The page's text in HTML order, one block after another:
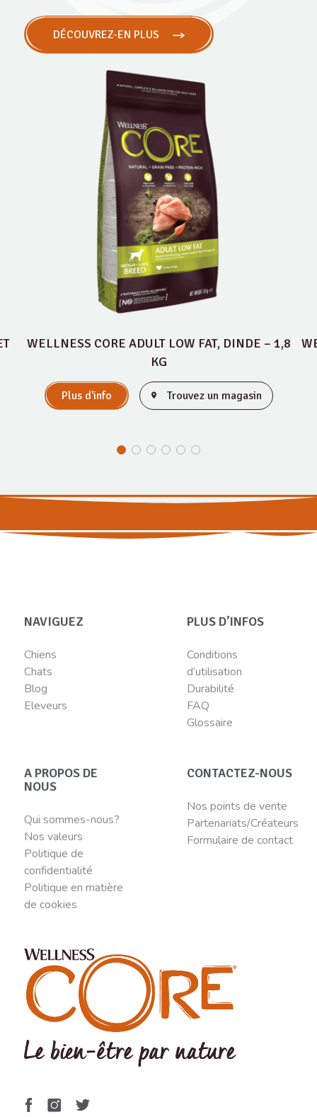
DÉCOUVREZ-EN PLUS
WELLNESS CORE ADULT LOW FAT, DINDE – 1,8
KG
Plus d'info Trouvez un magasin
NAVIGUEZ
Chiens
Chats
Blog
Eleveurs
PLUS D’INFOS
Conditions
d’utilisation
Durabilité
FAQ
Glossaire
A PROPOS DE
NOUS
Qui sommes-nous?
Nos valeurs
Politique de
confidentialité
Politique en matière
de cookies
CONTACTEZ-NOUS
Nos points de vente
Partenariats/Créateurs
Formulaire de contact